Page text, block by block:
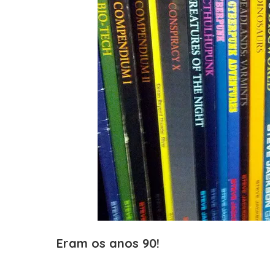
Eram os anos 90!